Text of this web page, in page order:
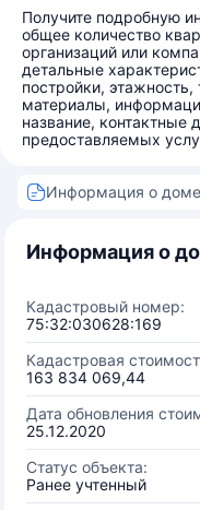
Получите подробную
общее количество
организаций или
детальные
постройки,
материалы,
название, контактные
предоставляемых
Информация о доме
Информация о
Кадастровый номер:
75:32:030628:169
Кадастровая
163 834 069,44
Дата обновления
25.12.2020
Статус объекта:
Ранее учтенный